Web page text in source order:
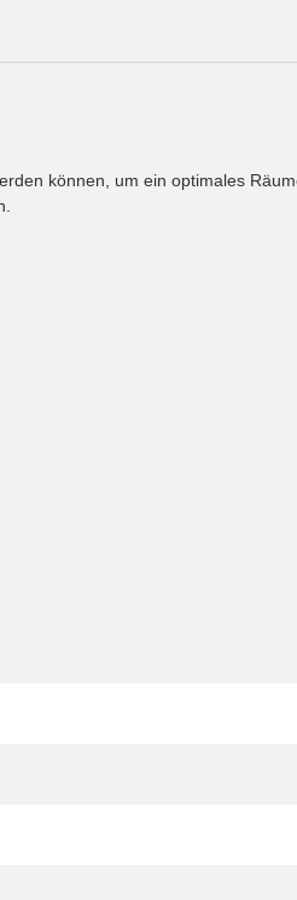
können, um ein optimales